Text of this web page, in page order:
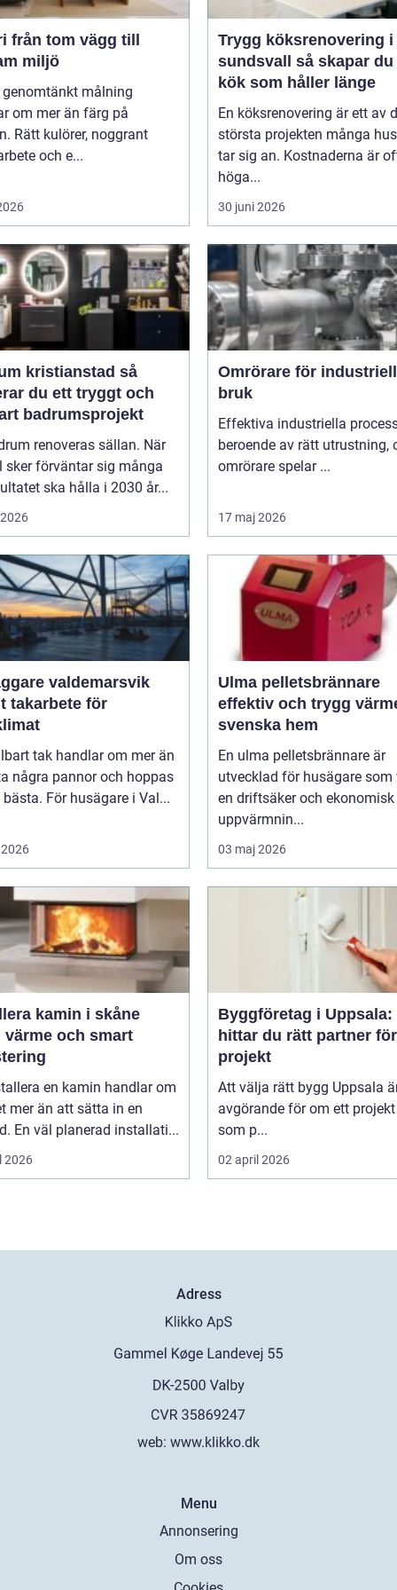
miljö
genomtänkt målning
om mer än färg på
Rätt kulörer, noggrant
och e...
Trygg köksrenovering i
sundsvall så skapar du ett
kök som håller länge
En köksrenovering är ett av
största projekten många
tar sig an. Kostnaderna är
höga...
30 juni 2026
kristianstad så
du ett tryggt och
badrumsprojekt
renoveras sällan. När
sker förväntar sig många
ska hålla i 2030 år...
Omrörare för
bruk
Effektiva industriella
beroende av rätt utrustning,
omrörare spelar ...
17 maj 2026
valdemarsvik
takarbete för
tak handlar om mer än
några pannor och hoppas
För husägare i Val...
Ulma pelletsbrännare
effektiv och trygg
svenska hem
En ulma pelletsbrännare är
utvecklad för husägare som
en driftsäker och ekonomisk
uppvärmnin...
03 maj 2026
kamin i skåne
värme och smart
en kamin handlar om
mer än att sätta in en
En väl planerad installati...
2026
Byggföretag i Uppsala:
hittar du rätt partner
projekt
Att välja rätt bygg Uppsala
avgörande för om ett
som p...
02 april 2026
Adress
web: www.klikko.dk
Menu
Annonsering
Om oss